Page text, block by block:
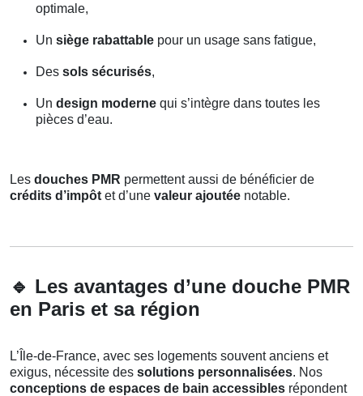
optimale,
Un siège rabattable pour un usage sans fatigue,
Des sols sécurisés,
Un design moderne qui s’intègre dans toutes les
pièces d’eau.
Les douches PMR permettent aussi de bénéficier de
crédits d’impôt et d’une valeur ajoutée notable.
🔹 Les avantages d’une douche PMR
en Paris et sa région
L’Île-de-France, avec ses logements souvent anciens et
exigus, nécessite des solutions personnalisées. Nos
conceptions de espaces de bain accessibles répondent